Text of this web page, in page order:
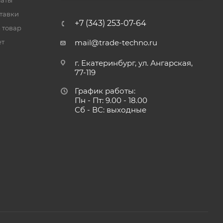
товар
+7 (343) 253-07-64
mail@trade-techno.ru
г. Екатеринбург, ул. Ангарская,
77-119
График работы:
Пн - Пт: 9.00 - 18.00
Сб - ВС: выходные